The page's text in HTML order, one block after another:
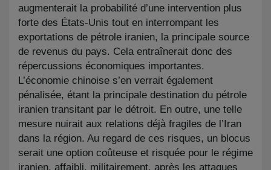
augmenterait la probabilité d’une intervention plus
forte des États-Unis tout en interrompant les
exportations de pétrole iranien, la principale source
de revenus du pays. Cela entraînerait donc des
répercussions économiques importantes.
L’économie chinoise s’en verrait également
pénalisée, étant la principale destination du pétrole
iranien transitant par le détroit. En outre, une telle
mesure nuirait aux relations déjà fragiles de l’Iran
dans la région. Au regard de ces risques, un blocus
serait une option coûteuse et risquée pour le régime
iranien, affaibli, militairement, après les attaques